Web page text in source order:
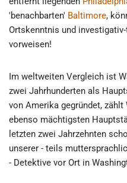
'benachbarten' Baltimore,
Ortskenntnis und
vorweisen!
Im weltweiten Vergleich ist
zwei Jahrhunderten als
von Amerika gegründet, zählt
ebenso mächtigsten
letzten zwei Jahrzehnten
unserer - teils
- Detektive vor Ort in